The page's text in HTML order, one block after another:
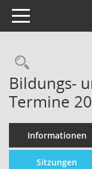
Toggle navigation
Bildungs-
Termine
Informationen
Sitzungen